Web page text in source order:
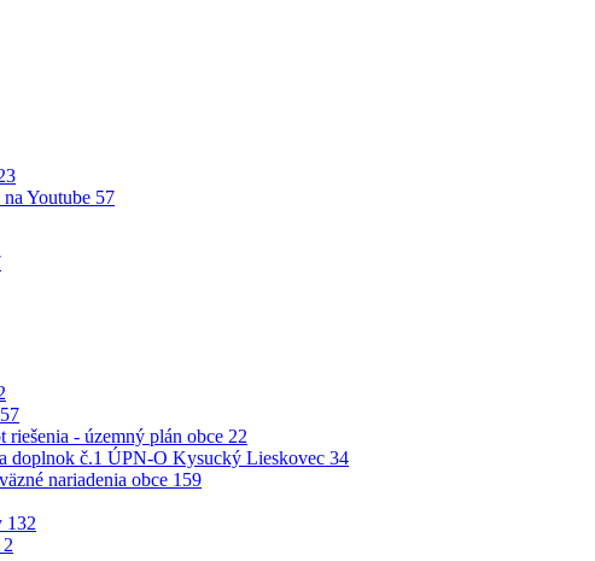
Youtube 57
57
riešenia - územný plán obce 22
doplnok č.1 ÚPN-O Kysucký Lieskovec 34
nariadenia obce 159
132
2